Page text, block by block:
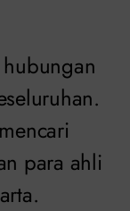
para ahli